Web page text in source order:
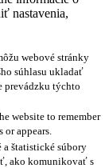
nastavenia,
webové stránky
súhlasu ukladať
prevádzku týchto
website to remember
appears.
štatistické súbory
ako komunikovať s